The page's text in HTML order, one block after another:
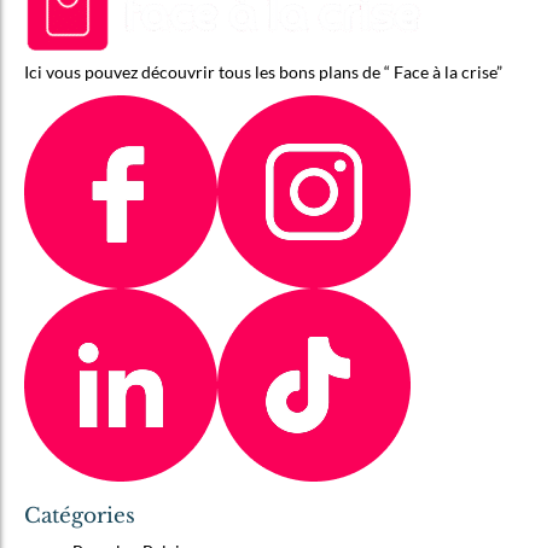
Ici vous pouvez découvrir tous les bons plans de “ Face à la crise”
Catégories